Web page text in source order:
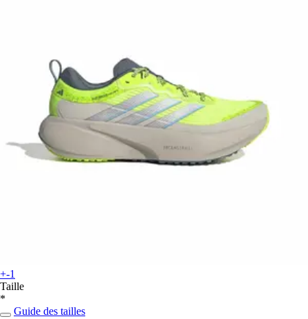
+-1
Taille
*
Guide des tailles